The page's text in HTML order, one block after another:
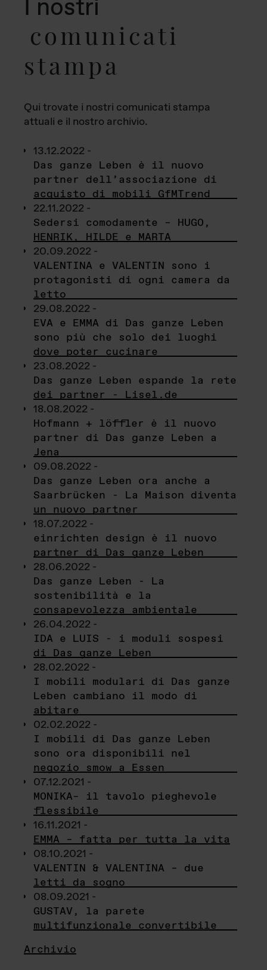
comunicati
stampa
Qui trovate i nostri comunicati stampa
attuali e il nostro archivio.
13.12.2022 -
Das ganze Leben è il nuovo
partner dell’associazione di
acquisto di mobili GfMTrend
22.11.2022 -
Sedersi comodamente – HUGO,
HENRIK, HILDE e MARTA
20.09.2022 -
VALENTINA e VALENTIN sono i
protagonisti di ogni camera da
letto
29.08.2022 -
EVA e EMMA di Das ganze Leben
sono più che solo dei luoghi
dove poter cucinare
23.08.2022 -
Das ganze Leben espande la rete
dei partner - Lisel.de
18.08.2022 -
Hofmann + löffler è il nuovo
partner di Das ganze Leben a
Jena
09.08.2022 -
Das ganze Leben ora anche a
Saarbrücken - La Maison diventa
un nuovo partner
18.07.2022 -
einrichten design è il nuovo
partner di Das ganze Leben
28.06.2022 -
Das ganze Leben - La
sostenibilità e la
consapevolezza ambientale
26.04.2022 -
IDA e LUIS - i moduli sospesi
di Das ganze Leben
28.02.2022 -
I mobili modulari di Das ganze
Leben cambiano il modo di
abitare
02.02.2022 -
I mobili di Das ganze Leben
sono ora disponibili nel
negozio smow a Essen
07.12.2021 -
MONIKA– il tavolo pieghevole
flessibile
16.11.2021 -
EMMA – fatta per tutta la vita
08.10.2021 -
VALENTIN & VALENTINA – due
letti da sogno
08.09.2021 -
GUSTAV, la parete
multifunzionale convertibile
Archivio